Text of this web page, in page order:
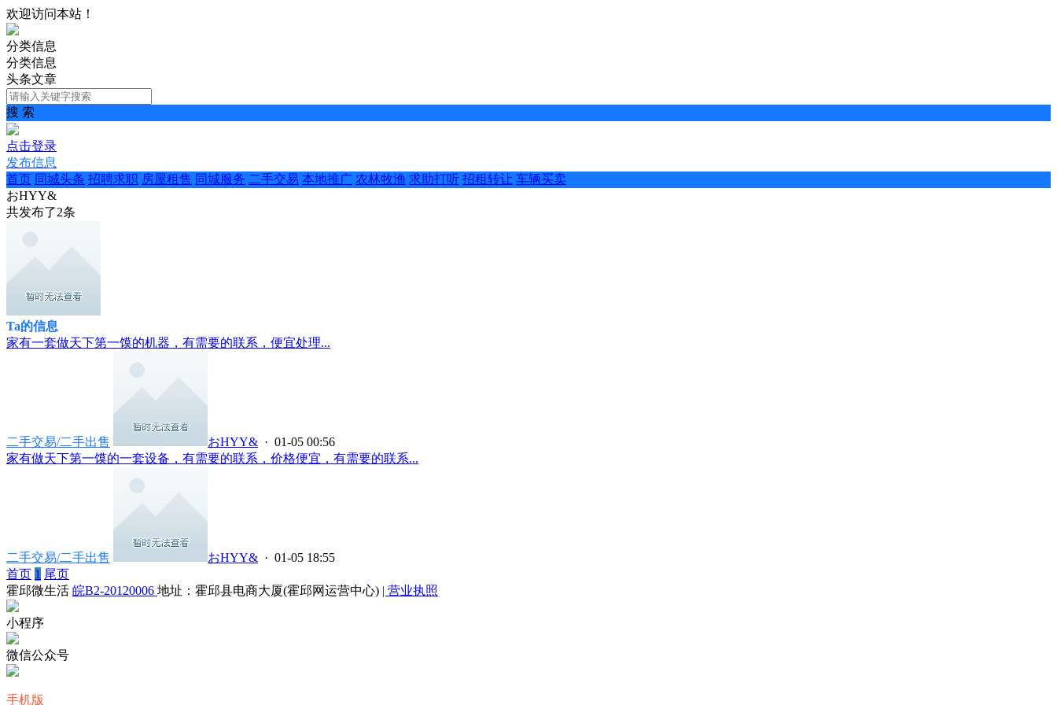
欢迎访问本站！
分类信息
分类信息
头条文章
搜 索
点击登录
发布信息
首页 同城头条 招聘求职 房屋租售 同城服务 二手交易 本地推广 农林牧渔 求助打听 招租转让 车辆买卖
おHYY&
共发布了2条
Ta的信息
家有一套做天下第一馍的机器，有需要的联系，便宜处理...
二手交易/二手出售 おHYY& · 01-05 00:56
家有做天下第一馍的一套设备，有需要的联系，价格便宜，有需要的联系...
二手交易/二手出售 おHYY& · 01-05 18:55
首页 1 尾页
霍邱微生活 皖B2-20120006 地址：霍邱县电商大厦(霍邱网运营中心) | 营业执照
小程序
微信公众号
手机版